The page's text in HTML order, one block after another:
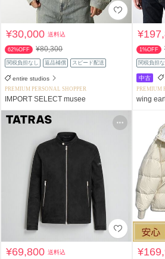
¥30,000送料込
62%OFF ¥80,300
関税負担なし 返品補償 スピード配送
entire studios
PREMIUM PERSONAL SHOPPER
IMPORT SELECT musee
1%OFF
関税負担な
中古
PREMIUM
wing
¥69,800送料込